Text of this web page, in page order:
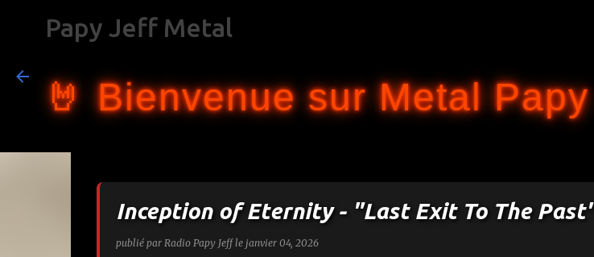
Papy Jeff Metal
🤘 Bienvenue sur Metal
Inception of Eternity - "Last Exit To The
publié par Radio Papy Jeff le janvier 04, 2026